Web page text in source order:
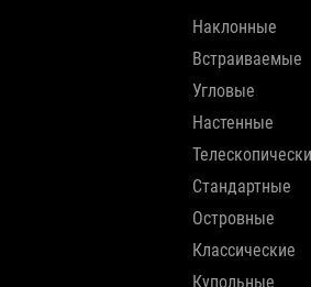
наклонные
встраиваемые
угловые
настенные
стандартные
островные
классические
купольные